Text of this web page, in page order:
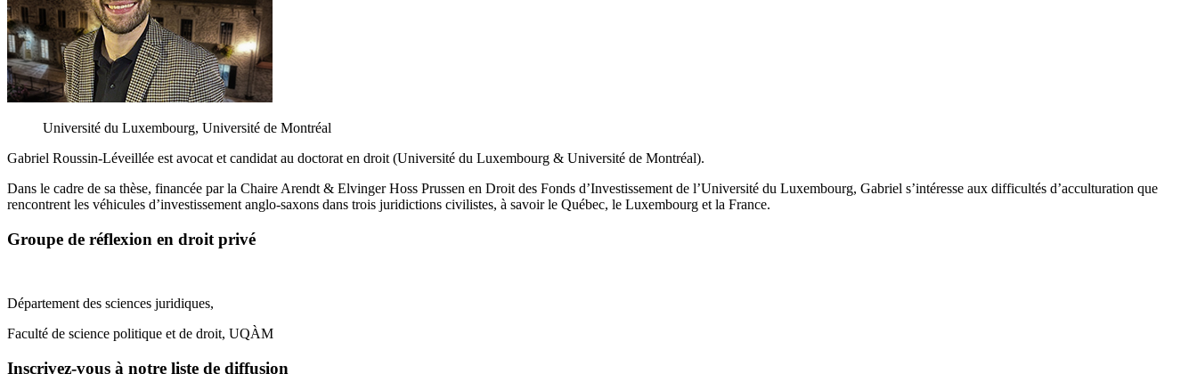
Université du Luxembourg, Université de Montréal
Gabriel Roussin-Léveillée est avocat et candidat au doctorat en droit (Université du Luxembourg & Université de Montréal).
Dans le cadre de sa thèse, financée par la Chaire Arendt & Elvinger Hoss Prussen en Droit des Fonds d’Investissement de l’Université du Luxembourg, Gabriel s’intéresse aux difficultés d’acculturation que
rencontrent les véhicules d’investissement anglo-saxons dans trois juridictions civilistes, à savoir le Québec, le Luxembourg et la France.
Groupe de réflexion en droit privé
Département des sciences juridiques,
Faculté de science politique et de droit, UQÀM
Inscrivez-vous à notre liste de diffusion